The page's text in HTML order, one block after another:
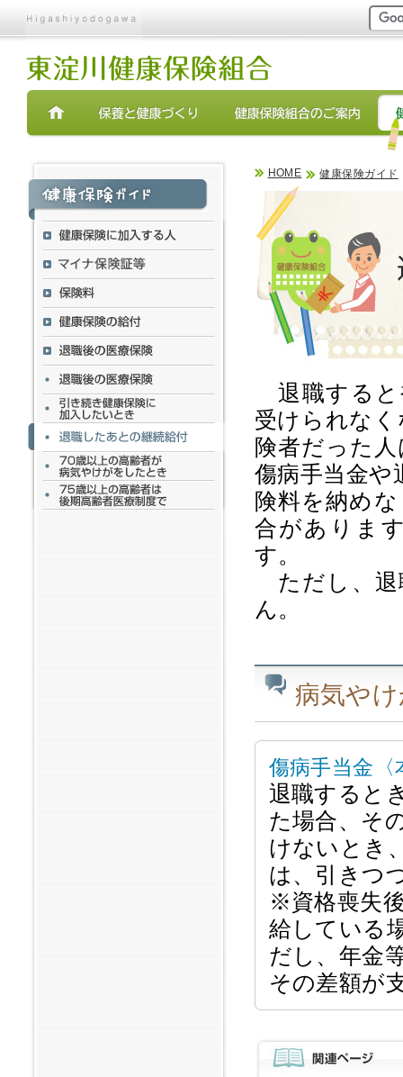
HOME 健康保険ガイド
退職すると
受けられな
険者だった
傷病手当金や
険料を納め
合がありま
す。
ただし、退
ん。
病気や
傷病手当金〈
退職すると
た場合、そ
けないとき
は、引きつ
※資格喪失
給している
だし、年金
その差額が